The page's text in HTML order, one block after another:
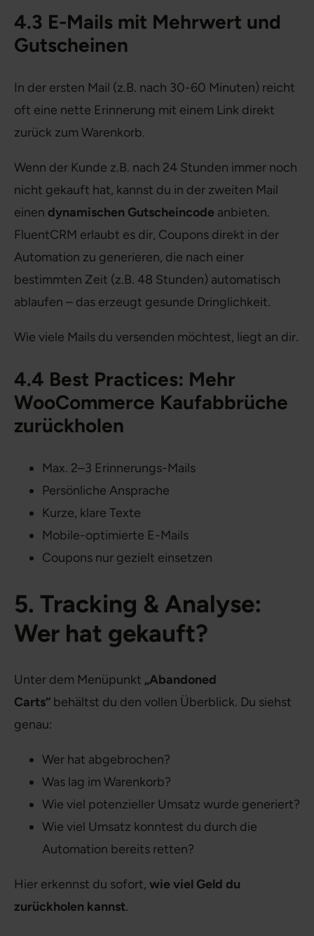
4.3 E-Mails mit Mehrwert und
Gutscheinen
In der ersten Mail (z.B. nach 30-60 Minuten) reicht
oft eine nette Erinnerung mit einem Link direkt
zurück zum Warenkorb.
Wenn der Kunde z.B. nach 24 Stunden immer noch
nicht gekauft hat, kannst du in der zweiten Mail
einen dynamischen Gutscheincode anbieten.
FluentCRM erlaubt es dir, Coupons direkt in der
Automation zu generieren, die nach einer
bestimmten Zeit (z.B. 48 Stunden) automatisch
ablaufen – das erzeugt gesunde Dringlichkeit.
Wie viele Mails du versenden möchtest, liegt an dir.
4.4 Best Practices: Mehr
WooCommerce Kaufabbrüche
zurückholen
Max. 2–3 Erinnerungs-Mails
Persönliche Ansprache
Kurze, klare Texte
Mobile-optimierte E-Mails
Coupons nur gezielt einsetzen
5. Tracking & Analyse:
Wer hat gekauft?
Unter dem Menüpunkt „Abandoned
Carts“ behältst du den vollen Überblick. Du siehst
genau:
Wer hat abgebrochen?
Was lag im Warenkorb?
Wie viel potenzieller Umsatz wurde generiert?
Wie viel Umsatz konntest du durch die
Automation bereits retten?
Hier erkennst du sofort, wie viel Geld du
zurückholen kannst.